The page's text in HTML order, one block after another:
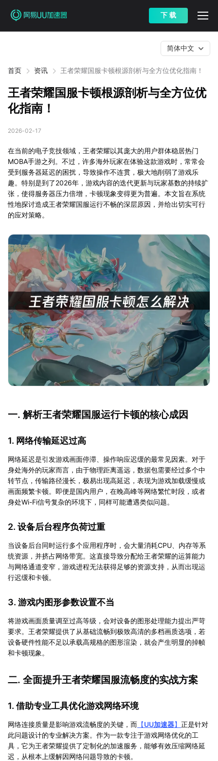
下 载
首页 资讯 王者荣耀国服卡顿根源剖析与全方位优化指南！
简体中文
王者荣耀国服卡顿根源剖析与全方位优
化指南！
2026-02-17
在当前的电子竞技领域，王者荣耀以其庞大的用户群体稳居热门
MOBA手游之列。不过，许多海外玩家在体验这款游戏时，常常会
受到服务器延迟的困扰，导致操作不连贯，极大地削弱了游戏乐
趣。特别是到了2026年，游戏内容的迭代更新与玩家基数的持续扩
张，使得服务器压力倍增，卡顿现象变得更为普遍。本文旨在系统
性地探讨造成王者荣耀国服运行不畅的深层原因，并给出切实可行
的应对策略。
一. 解析王者荣耀国服运行卡顿的核心成因
1. 网络传输延迟过高
网络延迟是引发游戏画面停滞、操作响应迟缓的最常见因素。对于
身处海外的玩家而言，由于物理距离遥远，数据包需要经过多个中
转节点，传输路径漫长，极易出现高延迟，表现为游戏加载缓慢或
画面频繁卡顿。即便是国内用户，在晚高峰等网络繁忙时段，或者
身处Wi-Fi信号复杂的环境下，同样可能遭遇类似问题。
2. 设备后台程序负荷过重
当设备后台同时运行多个应用程序时，会大量消耗CPU、内存等系
统资源，并挤占网络带宽。这直接导致分配给王者荣耀的运算能力
与网络通道变窄，游戏进程无法获得足够的资源支持，从而出现运
行迟缓和卡顿。
3. 游戏内图形参数设置不当
将游戏画面质量调至过高等级，会对设备的图形处理能力提出严苛
要求。王者荣耀提供了从基础流畅到极致高清的多档画质选项，若
设备硬件性能不足以承载高规格的图形渲染，就会产生明显的掉帧
和卡顿现象。
二. 全面提升王者荣耀国服流畅度的实战方案
1. 借助专业工具优化游戏网络环境
网络连接质量是影响游戏流畅度的关键，而 【UU加速器】 正是针对
此问题设计的专业解决方案。作为一款专注于游戏网络优化的工
具，它为王者荣耀提供了定制化的加速服务，能够有效压缩网络延
迟，从根本上缓解因网络问题导致的卡顿。